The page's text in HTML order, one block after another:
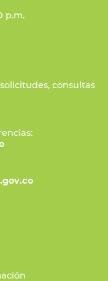
p.m.
consultas